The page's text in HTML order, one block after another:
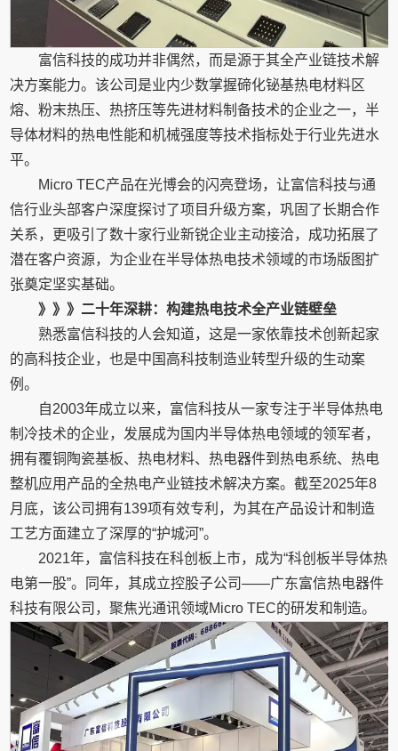
富信科技的成功并非偶然，而是源于其全产业链技术解
决方案能力。该公司是业内少数掌握碲化铋基热电材料区
熔、粉末热压、热挤压等先进材料制备技术的企业之一，半
导体材料的热电性能和机械强度等技术指标处于行业先进水
平。
Micro TEC产品在光博会的闪亮登场，让富信科技与通
信行业头部客户深度探讨了项目升级方案，巩固了长期合作
关系，更吸引了数十家行业新锐企业主动接洽，成功拓展了
潜在客户资源，为企业在半导体热电技术领域的市场版图扩
张奠定坚实基础。
》》》二十年深耕：构建热电技术全产业链壁垒
熟悉富信科技的人会知道，这是一家依靠技术创新起家
的高科技企业，也是中国高科技制造业转型升级的生动案
例。
自2003年成立以来，富信科技从一家专注于半导体热电
制冷技术的企业，发展成为国内半导体热电领域的领军者，
拥有覆铜陶瓷基板、热电材料、热电器件到热电系统、热电
整机应用产品的全热电产业链技术解决方案。截至2025年8
月底，该公司拥有139项有效专利，为其在产品设计和制造
工艺方面建立了深厚的“护城河”。
2021年，富信科技在科创板上市，成为“科创板半导体热
电第一股”。同年，其成立控股子公司——广东富信热电器件
科技有限公司，聚焦光通讯领域Micro TEC的研发和制造。